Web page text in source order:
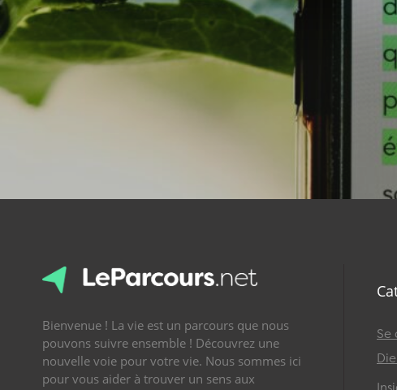
Bienvenue ! La vie est un parcours que nous
pouvons suivre ensemble ! Découvrez une
nouvelle voie pour votre vie. Nous sommes ici
pour vous aider à trouver un sens aux
Se